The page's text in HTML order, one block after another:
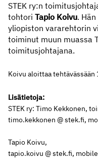
STEK ry:n
tohtori Tapio Koivu.
yliopiston vararehtorin
toiminut muun muassa
toimitusjohtajana.
Koivu aloittaa tehtävässään
Lisätietoja:
STEK ry: Timo Kekkonen,
timo.kekkonen @ stek.fi,
Tapio Koivu,
tapio.koivu @ stek.fi,